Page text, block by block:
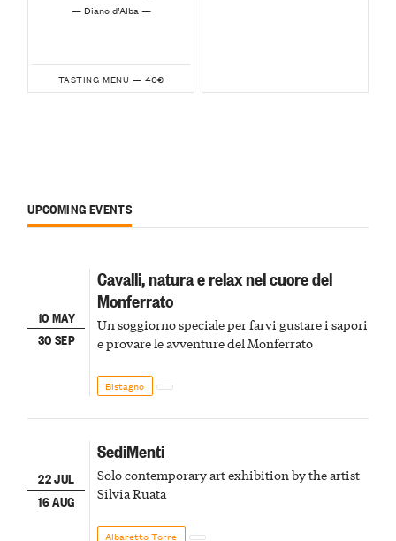
— Diano d’Alba —
TASTING MENU — 40€
UPCOMING EVENTS
10 MAY
30 SEP
Cavalli, natura e relax nel cuore del
Monferrato
Un soggiorno speciale per farvi gustare i sapori
e provare le avventure del Monferrato
Bistagno
22 JUL
16 AUG
SediMenti
Solo contemporary art exhibition by the artist
Silvia Ruata
Albaretto Torre